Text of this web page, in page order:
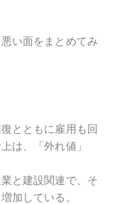
い面をまとめてみ
とともに雇用も回
は、「外れ値」
と建設関連で、そ
加している。